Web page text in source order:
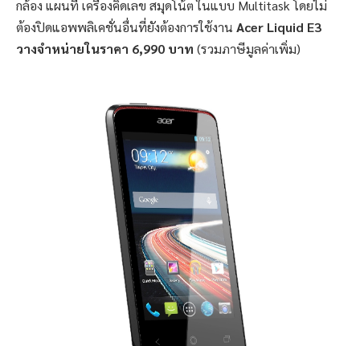
กล้อง แผนที่ เครื่องคิดเลข สมุดโน้ต ในแบบ Multitask โดยไม่
ต้องปิดแอพพลิเคชั่นอื่นที่ยังต้องการใช้งาน Acer Liquid E3
วางจำหน่ายในราคา 6,990 บาท (รวมภาษีมูลค่าเพิ่ม)